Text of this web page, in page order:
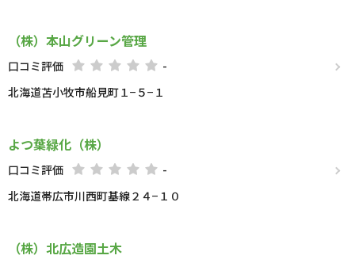
（株）本山グリーン管理
口コミ評価
-
北海道苫小牧市船見町１−５−１
よつ葉緑化（株）
口コミ評価
-
北海道帯広市川西町基線２４−１０
（株）北広造園土木